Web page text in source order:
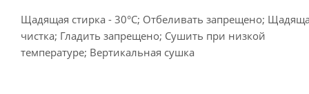
Щадящая стирка - 30°C; Отбеливать запрещено;
чистка; Гладить запрещено; Сушить при низкой
температуре; Вертикальная сушка